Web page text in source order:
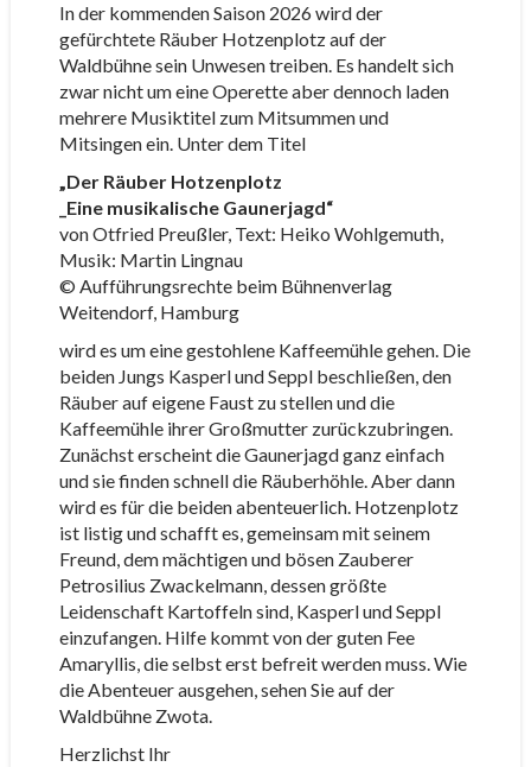
In der kommenden Saison 2026 wird der
gefürchtete Räuber Hotzenplotz auf der
Waldbühne sein Unwesen treiben. Es handelt sich
zwar nicht um eine Operette aber dennoch laden
mehrere Musiktitel zum Mitsummen und
Mitsingen ein. Unter dem Titel
„Der Räuber Hotzenplotz
_Eine musikalische Gaunerjagd“
von Otfried Preußler, Text: Heiko Wohlgemuth,
Musik: Martin Lingnau
© Aufführungsrechte beim Bühnenverlag
Weitendorf, Hamburg
wird es um eine gestohlene Kaffeemühle gehen. Die
beiden Jungs Kasperl und Seppl beschließen, den
Räuber auf eigene Faust zu stellen und die
Kaffeemühle ihrer Großmutter zurückzubringen.
Zunächst erscheint die Gaunerjagd ganz einfach
und sie finden schnell die Räuberhöhle. Aber dann
wird es für die beiden abenteuerlich. Hotzenplotz
ist listig und schafft es, gemeinsam mit seinem
Freund, dem mächtigen und bösen Zauberer
Petrosilius Zwackelmann, dessen größte
Leidenschaft Kartoffeln sind, Kasperl und Seppl
einzufangen. Hilfe kommt von der guten Fee
Amaryllis, die selbst erst befreit werden muss. Wie
die Abenteuer ausgehen, sehen Sie auf der
Waldbühne Zwota.
Herzlichst Ihr